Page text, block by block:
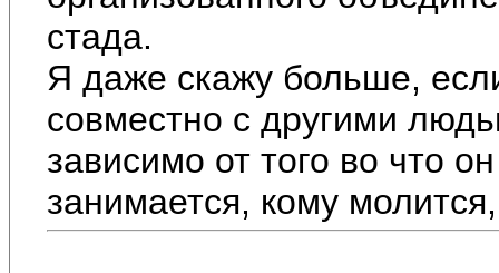
стада.
Я даже скажу больше,
совместно с другими
зависимо от того во что
занимается, кому